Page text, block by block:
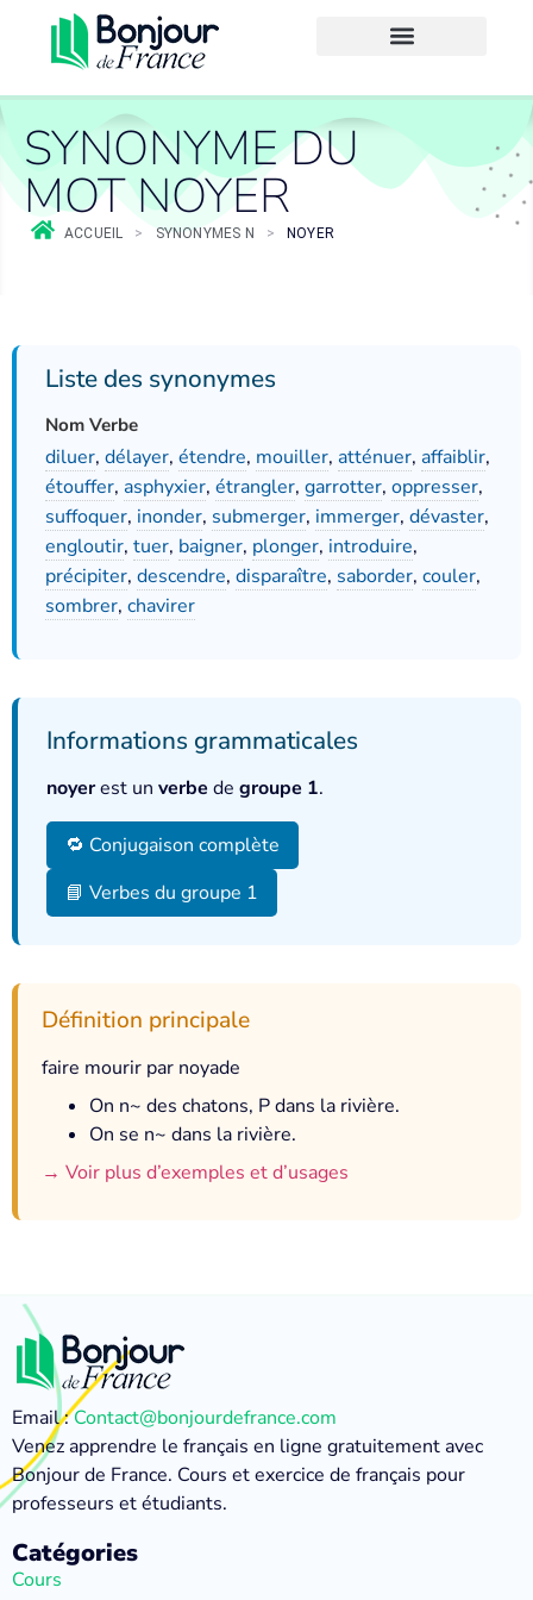
SYNONYME DU
MOT NOYER
ACCUEIL > SYNONYMES N > NOYER
Liste des synonymes
Nom Verbe
diluer, délayer, étendre, mouiller, atténuer, affaiblir,
étouffer, asphyxier, étrangler, garrotter, oppresser,
suffoquer, inonder, submerger, immerger, dévaster,
engloutir, tuer, baigner, plonger, introduire,
précipiter, descendre, disparaître, saborder, couler,
sombrer, chavirer
Informations grammaticales
noyerest un verbe de groupe 1.
🔁 Conjugaison complète
📘 Verbes du groupe 1
Définition principale
faire mourir par noyade
On n~ des chatons, P dans la rivière.
On se n~ dans la rivière.
→ Voir plus d’exemples et d’usages
Email :Contact@bonjourdefrance.com
Venez apprendre le français en ligne gratuitement avec
Bonjour de France. Cours et exercice de français pour
professeurs et étudiants.
Catégories
Cours